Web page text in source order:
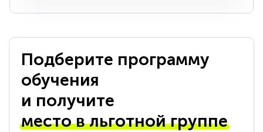
Подберите программу
обучения
и получите
место в льготной группе